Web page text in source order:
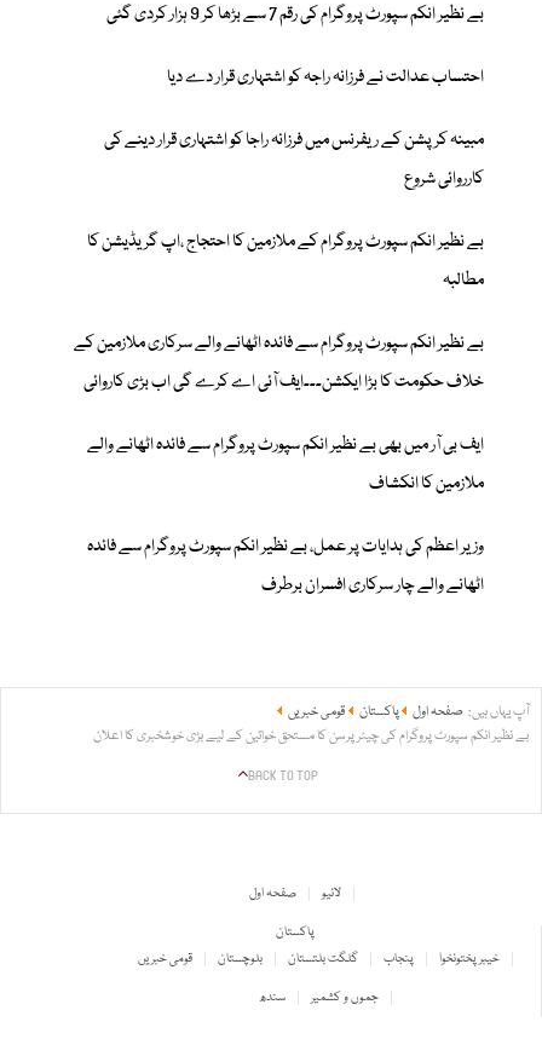
بے نظیر انکم سپورٹ پروگرام کی رقم 7 سے بڑھا کر 9 ہزار کردی گئی
احتساب عدالت نے فرزانہ راجہ کو اشتہاری قرار دے دیا
مبینہ کرپشن کے ریفرنس میں فرزانہ راجا کو اشتہاری قرار دینے کی
کارروائی شروع
بے نظیر انکم سپورٹ پروگرام کے ملازمین کا احتجاج ،اپ گریڈیشن کا
مطالبہ
بے نظیر انکم سپورٹ پروگرام سے فائدہ اٹھانے والے سرکاری ملازمین کے
خلاف حکومت کا بڑا ایکشن۔۔۔ایف آئی اے کرے گی اب بڑی کاروائی
ایف بی آر میں بھی بے نظیر انکم سپورٹ پروگرام سے فائدہ اٹھانے والے
ملازمین کا انکشاف
وزیر اعظم کی ہدایات پر عمل، بے نظیر انکم سپورٹ پروگرام سے فائدہ
اٹھانے والے چار سرکاری افسران برطرف
آپ یہاں ہیں: صفحہ اول پاکستان
قومی خبریں
بے نظیر انکم سپورٹ پروگرام کی چیئرپرسن کا مستحق خواتین کے لیے بڑی خوشخبری کا اعلان
BACK TO TOP
صفحہ اول
لائیو
پاکستان
قومی خبریں
بلوچستان گلگت بلتستان پنجاب
خیبر پختونخوا
سندھ
جموں و کشمیر